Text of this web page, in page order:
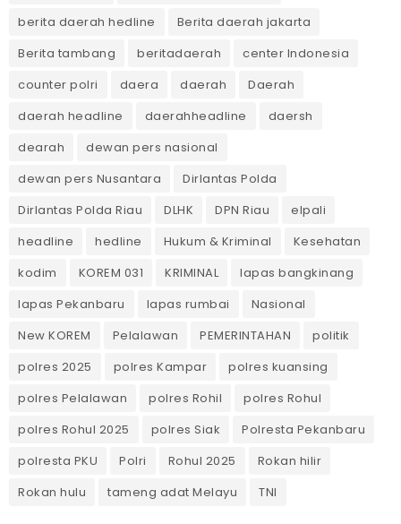
berita daerah hedline
Berita daerah jakarta
Berita tambang
beritadaerah
center Indonesia
counter polri
daera daerah
Daerah
daerah headline
daerahheadline
daersh
dearah
dewan pers nasional
dewan pers Nusantara
Dirlantas Polda
Dirlantas Polda Riau
DLHK DPN Riau
elpali
headline
hedline Hukum & Kriminal
Kesehatan
kodim
KOREM 031 KRIMINAL
lapas bangkinang
lapas Pekanbaru
lapas rumbai
Nasional
New KOREM
Pelalawan PEMERINTAHAN
politik
polres 2025
polres Kampar
polres kuansing
polres Pelalawan
polres Rohil
polres Rohul
polres Rohul 2025
polres Siak
Polresta Pekanbaru
polresta PKU
Polri Rohul 2025
Rokan hilir
Rokan hulu
tameng adat Melayu TNI